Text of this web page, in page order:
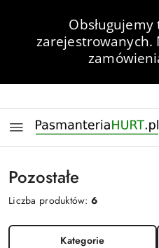
Przejdź do treści
Przejdź do wyszukiwarki
Przejdź do moje konto
Przejdź do menu
Przejdź do stopki
zarejestrowanych.
Pozostałe
Liczba produktów:6
Kategorie